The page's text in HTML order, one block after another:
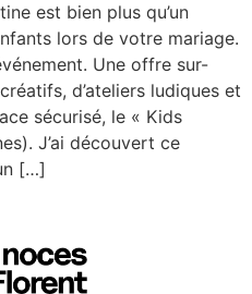
est bien plus qu’un
lors de votre mariage.
Une offre sur-
d’ateliers ludiques et
sécurisé, le « Kids
J’ai découvert ce
[…]